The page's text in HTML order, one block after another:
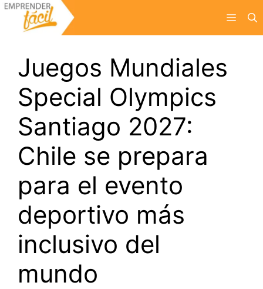
Saltar
Menú
Juegos Mundiales
Special Olympics
Santiago 2027:
Chile se prepara
para el evento
deportivo más
inclusivo del
mundo